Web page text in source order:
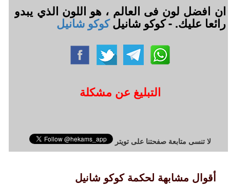
ان افضل لون فى العالم ، هو اللون الذي يبدو
رائعا عليك. - كوكو شانيلكوكو شانيل
التبليغ عن مشكلة
لا تنسى متابعة صفحتنا على تويتر
أقوال مشابهة لحكمة كوكو شانيل